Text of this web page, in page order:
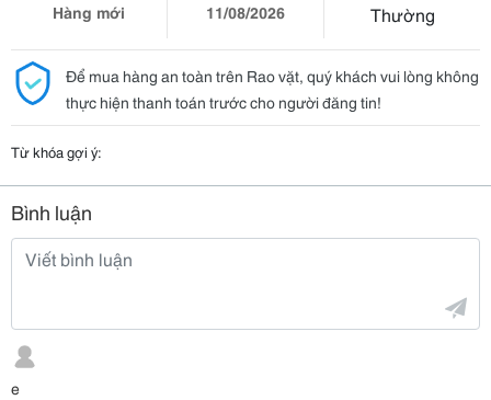
Hàng mới
11/08/2026
Thường
Để mua hàng an toàn trên Rao vặt, quý khách vui lòng không
thực hiện thanh toán trước cho người đăng tin!
Từ khóa gợi ý:
Bình luận
e